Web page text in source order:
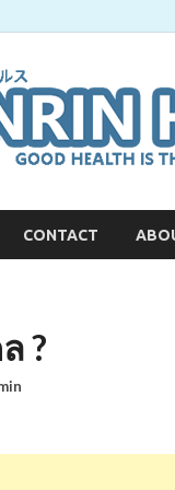
CONTACT
?